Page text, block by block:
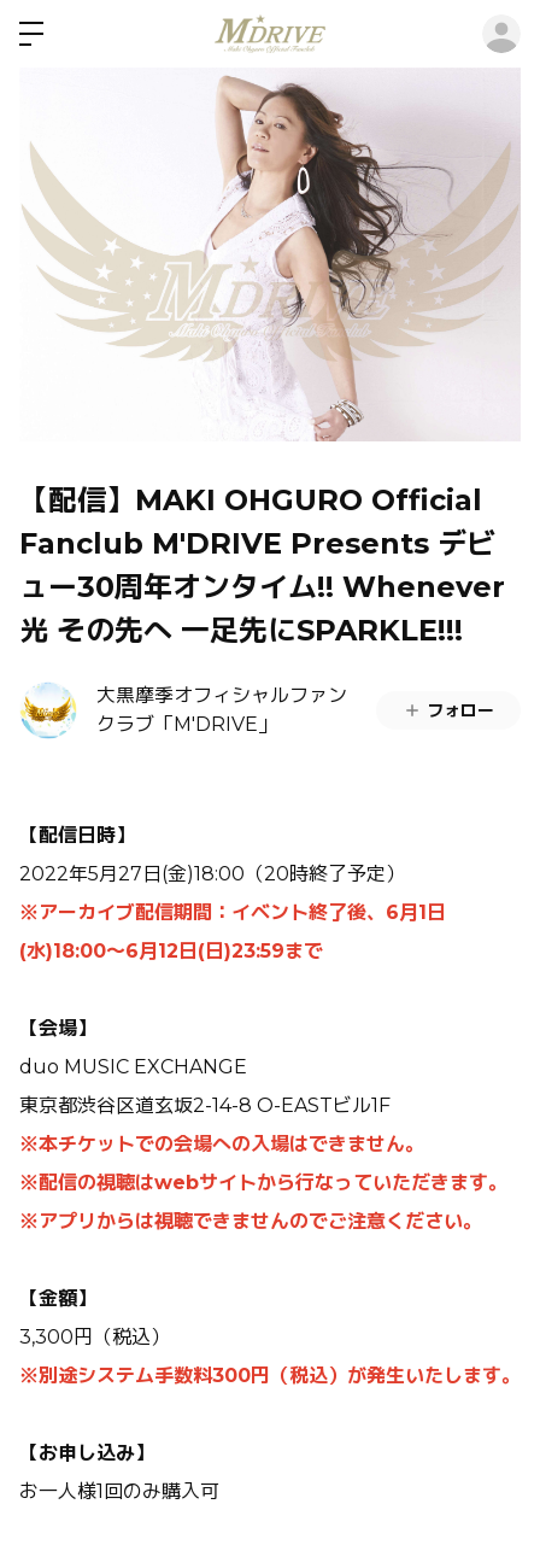
【配信】MAKI OHGURO Official
Fanclub M'DRIVE Presents デビ
ュー30周年オンタイム!! Whenever
光 その先へ 一足先にSPARKLE!!!
大黒摩季オフィシャルファン
クラブ「M'DRIVE」
フォロー
【配信日時】
2022年5月27日(金)18:00（20時終了予定）
※アーカイブ配信期間：イベント終了後、6月1日
(水)18:00〜6月12日(日)23:59まで
【会場】
duo MUSIC EXCHANGE
東京都渋谷区道玄坂2-14-8 O-EASTビル1F
※本チケットでの会場への入場はできません。
※配信の視聴はwebサイトから行なっていただきます。
※アプリからは視聴できませんのでご注意ください。
【金額】
3,300円（税込）
※別途システム手数料300円（税込）が発生いたします。
【お申し込み】
お一人様1回のみ購入可